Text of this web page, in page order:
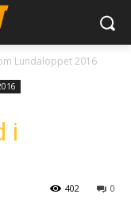
Lundaloppet 2016
i
0
402